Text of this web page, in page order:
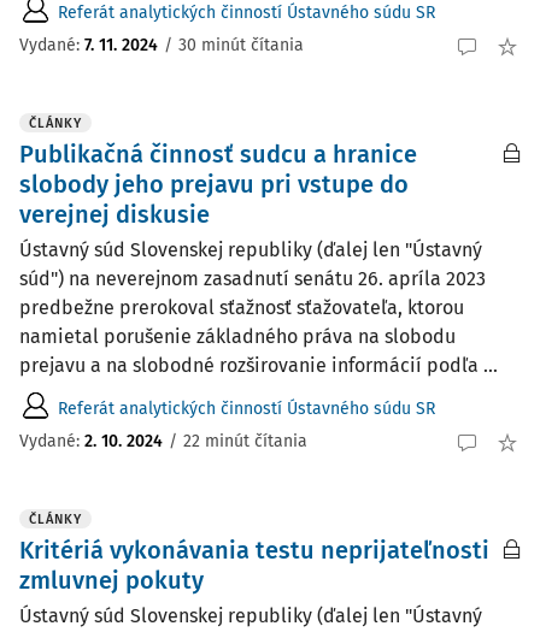
Referát analytických činností Ústavného súdu SR
Vydané: 7. 11. 2024 / 30 minút čítania
ČLÁNKY
Publikačná činnosť sudcu a hranice
slobody jeho prejavu pri vstupe do
verejnej diskusie
Ústavný súd Slovenskej republiky (ďalej len "Ústavný
súd") na neverejnom zasadnutí senátu 26. apríla 2023
predbežne prerokoval sťažnosť sťažovateľa, ktorou
namietal porušenie základného práva na slobodu
prejavu a na slobodné rozširovanie informácií podľa ...
Referát analytických činností Ústavného súdu SR
Vydané: 2. 10. 2024 / 22 minút čítania
ČLÁNKY
Kritériá vykonávania testu neprijateľnosti
zmluvnej pokuty
Ústavný súd Slovenskej republiky (ďalej len "Ústavný